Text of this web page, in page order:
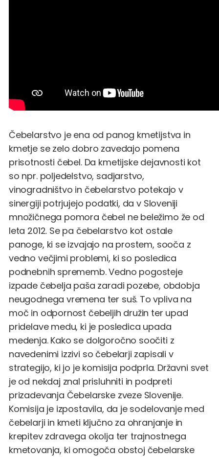
Čebelarstvo je ena od panog kmetijstva in
kmetje se zelo dobro zavedajo pomena
prisotnosti čebel. Da kmetijske dejavnosti kot
so npr. poljedelstvo, sadjarstvo,
vinogradništvo in čebelarstvo potekajo v
sinergiji potrjujejo podatki, da v Sloveniji
množičnega pomora čebel ne beležimo že od
leta 2012. Se pa čebelarstvo kot ostale
panoge, ki se izvajajo na prostem, sooča z
vedno večjimi problemi, ki so posledica
podnebnih sprememb. Vedno pogosteje
izpade čebelja paša zaradi pozebe, obdobja
neugodnega vremena ter suš. To vpliva na
moč in odpornost čebeljih družin ter upad
pridelave medu, ki je posledica upada
medenja. Kako se dolgoročno soočiti z
navedenimi izzivi so čebelarji zapisali v
strategijo, ki jo je komisija podprla. Državni svet
je od nekdaj znal prisluhniti in podpreti
prizadevanja Čebelarske zveze Slovenije.
Komisija je izpostavila, da je sodelovanje med
čebelarji in kmeti ključno za ohranjanje in
krepitev zdravega okolja ter trajnostnega
kmetovanja, ki omogoča obstoj čebelarske